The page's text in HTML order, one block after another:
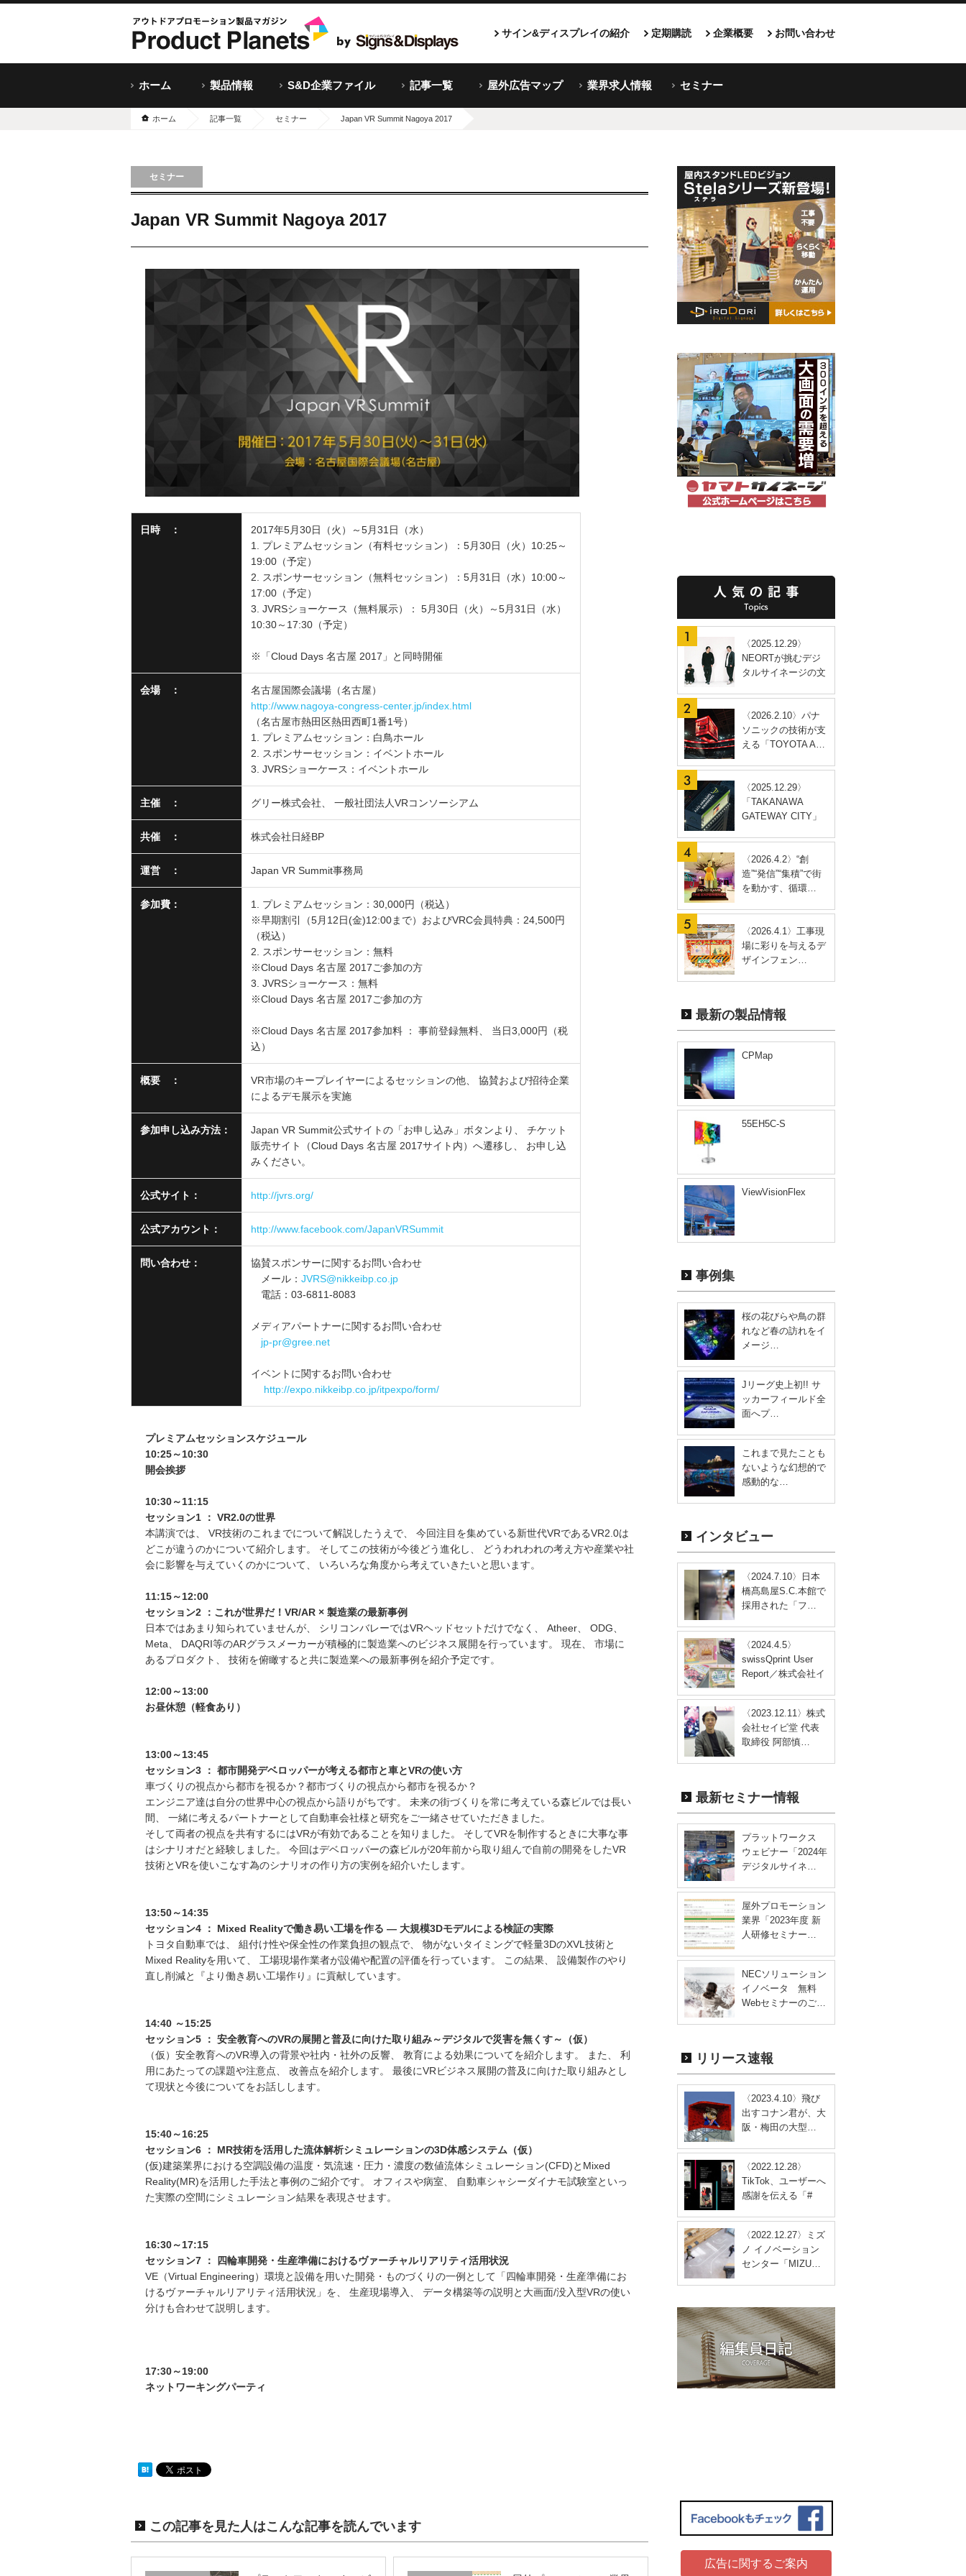
サイン&ディスプレイの紹介 定期購読 企業概要 お問い合わせ
ホーム 製品情報 S&D企業ファイル 記事一覧 屋外広告マップ 業界求人情報 セミナー
ホーム 記事一覧 セミナー Japan VR Summit Nagoya 2017
セミナー
Japan VR Summit Nagoya 2017
日時 ：
2017年5月30日（火）～5月31日（水）
1. プレミアムセッション（有料セッション）：5月30日（火）10:25～
19:00（予定）
2. スポンサーセッション（無料セッション）：5月31日（水）10:00～
17:00（予定）
3. JVRSショーケース（無料展示）： 5月30日（火）～5月31日（水）
10:30～17:30（予定）
※「Cloud Days 名古屋 2017」と同時開催
会場 ：
名古屋国際会議場（名古屋）
http://www.nagoya-congress-center.jp/index.html
（名古屋市熱田区熱田西町1番1号）
1. プレミアムセッション：白鳥ホール
2. スポンサーセッション：イベントホール
3. JVRSショーケース：イベントホール
主催 ： グリー株式会社、 一般社団法人VRコンソーシアム
共催 ： 株式会社日経BP
運営 ： Japan VR Summit事務局
参加費：
1. プレミアムセッション：30,000円（税込）
※早期割引（5月12日(金)12:00まで）およびVRC会員特典：24,500円
（税込）
2. スポンサーセッション：無料
※Cloud Days 名古屋 2017ご参加の方
3. JVRSショーケース：無料
※Cloud Days 名古屋 2017ご参加の方
※Cloud Days 名古屋 2017参加料 ： 事前登録無料、 当日3,000円（税
込）
概要 ：
VR市場のキープレイヤーによるセッションの他、 協賛および招待企業
によるデモ展示を実施
参加申し込み方法：
Japan VR Summit公式サイトの「お申し込み」ボタンより、 チケット
販売サイト（Cloud Days 名古屋 2017サイト内）へ遷移し、 お申し込
みください。
公式サイト： http://jvrs.org/
公式アカウント： http://www.facebook.com/JapanVRSummit
問い合わせ：
協賛スポンサーに関するお問い合わせ
メール： JVRS@nikkeibp.co.jp
電話：03‐6811‐8083
メディアパートナーに関するお問い合わせ
jp-pr@gree.net
イベントに関するお問い合わせ
http://expo.nikkeibp.co.jp/itpexpo/form/
プレミアムセッションスケジュール
10:25～10:30
開会挨拶
10:30～11:15
セッション1 ： VR2.0の世界
本講演では、 VR技術のこれまでについて解説したうえで、 今回注目を集めている新世代VRであるVR2.0は
どこが違うのかについて紹介します。 そしてこの技術が今後どう進化し、 どうわれわれの考え方や産業や社
会に影響を与えていくのかについて、 いろいろな角度から考えていきたいと思います。
11:15～12:00
セッション2 ：これが世界だ！ VR/AR × 製造業の最新事例
日本ではあまり知られていませんが、 シリコンバレーではVRヘッドセットだけでなく、 Atheer、 ODG、
Meta、 DAQRI等のARグラスメーカーが積極的に製造業へのビジネス展開を行っています。 現在、 市場に
あるプロダクト、 技術を俯瞰すると共に製造業への最新事例を紹介予定です。
12:00～13:00
お昼休憩（軽食あり）
13:00～13:45
セッション3 ： 都市開発デベロッパーが考える都市と車とVRの使い方
車づくりの視点から都市を視るか？都市づくりの視点から都市を視るか？
エンジニア達は自分の世界中心の視点から語りがちです。 未来の街づくりを常に考えている森ビルでは長い
間、 一緒に考えるパートナーとして自動車会社様と研究をご一緒させていただきました。
そして両者の視点を共有するにはVRが有効であることを知りました。 そしてVRを制作するときに大事な事
はシナリオだと経験しました。 今回はデベロッパーの森ビルが20年前から取り組んで自前の開発をしたVR
技術とVRを使いこなす為のシナリオの作り方の実例を紹介いたします。
13:50～14:35
セッション4 ： Mixed Realityで働き易い工場を作る ― 大規模3Dモデルによる検証の実際
トヨタ自動車では、 組付け性や保全性の作業負担の観点で、 物がないタイミングで軽量3DのXVL技術と
Mixed Realityを用いて、 工場現場作業者が設備や配置の評価を行っています。 この結果、 設備製作のやり
直し削減と『より働き易い工場作り』に貢献しています。
14:40 ～15:25
セッション5 ： 安全教育へのVRの展開と普及に向けた取り組み～デジタルで災害を無くす～（仮）
（仮）安全教育へのVR導入の背景や社内・社外の反響、 教育による効果についてを紹介します。 また、 利
用にあたっての課題や注意点、 改善点を紹介します。 最後にVRビジネス展開の普及に向けた取り組みとし
て現状と今後についてをお話しします。
15:40～16:25
セッション6 ： MR技術を活用した流体解析シミュレーションの3D体感システム（仮）
(仮)建築業界における空調設備の温度・気流速・圧力・濃度の数値流体シミュレーション(CFD)とMixed
Reality(MR)を活用した手法と事例のご紹介です。 オフィスや病室、 自動車シャシーダイナモ試験室といっ
た実際の空間にシミュレーション結果を表現させます。
16:30～17:15
セッション7 ：
四輪車開発・生産準備におけるヴァーチャルリアリティ活用状況
VE（Virtual Engineering）環境と設備を用いた開発・ものづくりの一例として「四輪車開発・生産準備にお
けるヴァーチャルリアリティ活用状況」を、 生産現場導入、 データ構築等の説明と大画面/没入型VRの使い
分けも合わせて説明します。
17:30～19:00
ネットワーキングパーティ
この記事を見た人はこんな記事を読んでいます
〈2025.12.29〉
NEORTが挑むデジ
タルサイネージの文
〈2026.2.10〉パナ
ソニックの技術が支
える「TOYOTA A…
〈2025.12.29〉
「TAKANAWA
GATEWAY CITY」
〈2026.4.2〉“創
造”“発信”“集積”で街
を動かす、循環…
〈2026.4.1〉工事現
場に彩りを与えるデ
ザインフェン…
最新の製品情報
CPMap
55EH5C-S
ViewVisionFlex
事例集
桜の花びらや鳥の群
れなど春の訪れをイ
メージ…
Jリーグ史上初!! サ
ッカーフィールド全
面へプ…
これまで見たことも
ないような幻想的で
感動的な…
インタビュー
〈2024.7.10〉日本
橋髙島屋S.C.本館で
採用された「フ…
〈2024.4.5〉
swissQprint User
Report／株式会社イ
〈2023.12.11〉株式
会社セイビ堂 代表
取締役 阿部慎…
最新セミナー情報
プラットワークス
ウェビナー「2024年
デジタルサイネ…
屋外プロモーション
業界「2023年度 新
人研修セミナー…
NECソリューション
イノベータ 無料
Webセミナーのご…
リリース速報
〈2023.4.10〉飛び
出すコナン君が、大
阪・梅田の大型…
〈2022.12.28〉
TikTok、ユーザーへ
感謝を伝える「#
〈2022.12.27〉ミズ
ノ イノベーション
センター「MIZU…
広告に関するご案内